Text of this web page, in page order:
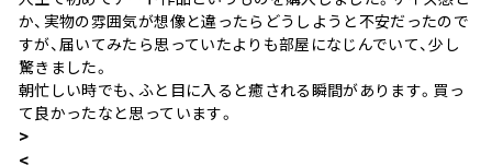
か、実物の雰囲気が想像と違ったらどうしようと不安だったので
すが、届いてみたら思っていたよりも部屋になじんでいて、少し
驚きました。
朝忙しい時でも、ふと目に入ると癒される瞬間があります。買っ
て良かったなと思っています。
>
<